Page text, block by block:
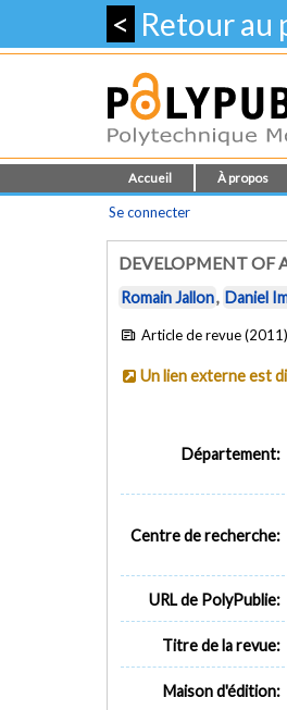
< Retour
Accueil À propos
Se connecter
DEVELOPMENT OF
Romain Jallon, Daniel
Article de revue (2011)
Un lien externe est
Département:
Centre de recherche:
URL de PolyPublie:
Titre de la revue:
Maison d'édition: